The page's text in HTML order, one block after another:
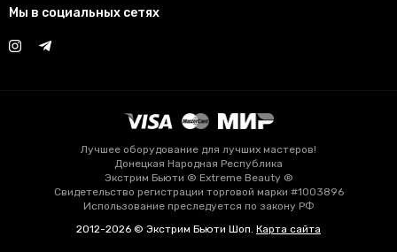
Мы в социальных сетях
Лучшее оборудование для лучших мастеров!
Донецкая Народная Республика
Экстрим Бьюти ® Extreme Beauty ®
Свидетельство регистрации торговой марки #1003896
Использование преследуется по закону РФ
2012-2026 © Экстрим Бьюти Шоп. Карта сайта